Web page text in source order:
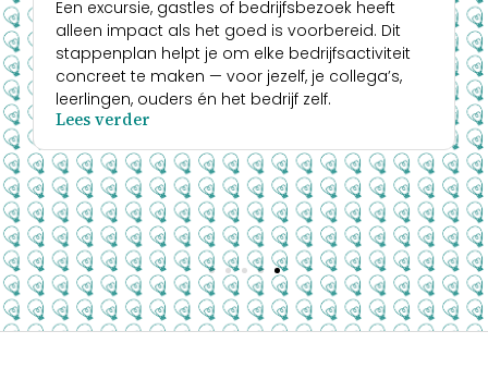
Een excursie, gastles of bedrijfsbezoek heeft
alleen impact als het goed is voorbereid. Dit
stappenplan helpt je om elke bedrijfsactiviteit
concreet te maken — voor jezelf, je collega’s,
leerlingen, ouders én het bedrijf zelf.
Lees verder